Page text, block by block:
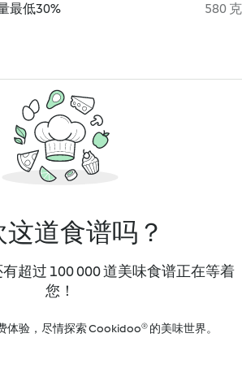
最低30% 580 克
道食谱吗？
超过 100 000 道美味食谱正在等着
您！
体验，尽情探索 Cookidoo® 的美味世界。